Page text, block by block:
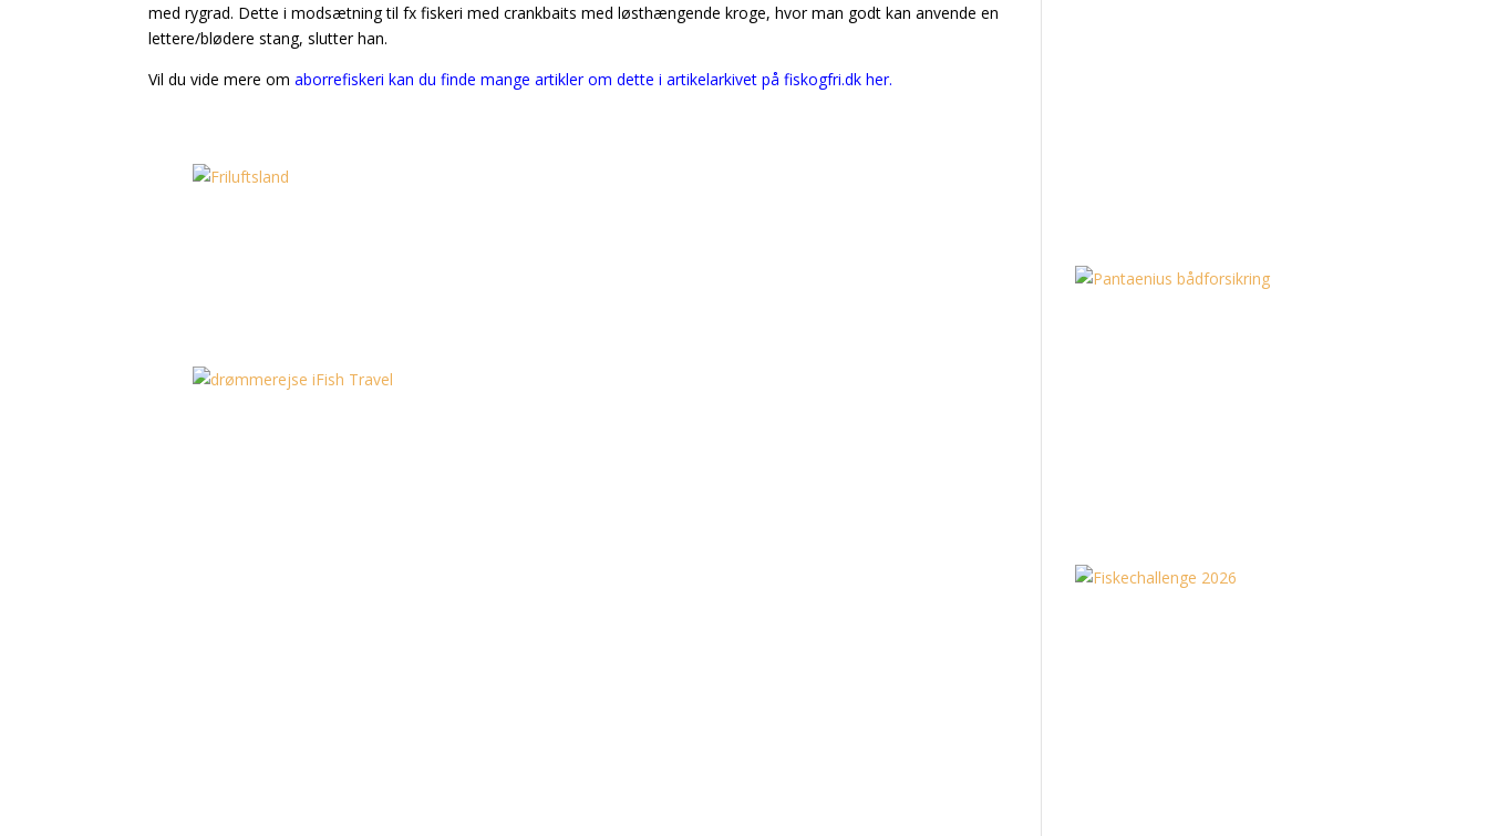
med rygrad. Dette i modsætning til fx fiskeri med crankbaits med løsthængende kroge, hvor man godt kan anvende en
lettere/blødere stang, slutter han.
Vil du vide mere omaborrefiskeri kan du finde mange artikler om dette i artikelarkivet på fiskogfri.dk her.